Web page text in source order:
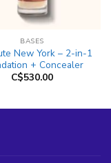
BASES
New York – 2-in-1
+ Concealer
C$530.00